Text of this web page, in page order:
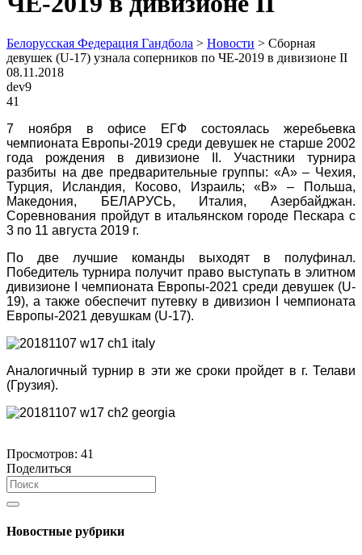
Белорусская Федерация Гандбола > Новости > Сборная
девушек (U-17) узнала соперников по ЧЕ-2019 в дивизионе II
08.11.2018
dev9
41
7 ноября в офисе ЕГФ состоялась жеребьевка
чемпионата Европы-2019 среди девушек не старше 2002
года рождения в дивизионе
. Участники турнира
разбиты на две предварительные группы: «А» – Чехия,
Турция, Исландия, Косово, Израиль; «В» – Польша,
Македония, БЕЛАРУСЬ, Италия, Азербайджан.
Соревнования пройдут в итальянском городе Пескара с
3 по 11 августа 2019 г.
По две лучшие команды выходят в полуфинал.
Победитель турнира получит право выступать в элитном
дивизионе
чемпионата Европы-2021 среди девушек (U-
19), а также обеспечит путевку в дивизион I чемпионата
Европы-2021 девушкам (U-17).
Аналогичный турнир в эти же сроки пройдет в г. Телави
(Грузия).
Просмотров: 41
Поделиться
Новостные рубрики